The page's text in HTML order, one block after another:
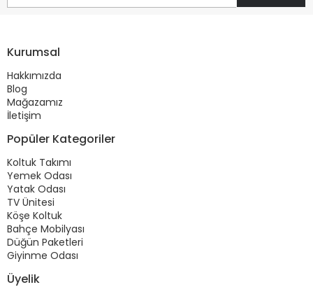
Kurumsal
Hakkımızda
Blog
Mağazamız
İletişim
Popüler Kategoriler
Koltuk Takımı
Yemek Odası
Yatak Odası
TV Ünitesi
Köşe Koltuk
Bahçe Mobilyası
Düğün Paketleri
Giyinme Odası
Üyelik